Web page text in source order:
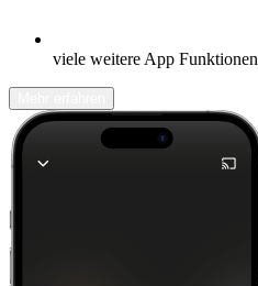
viele weitere App Funktionen